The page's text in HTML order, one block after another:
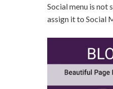
Social menu is not
assign it to Social